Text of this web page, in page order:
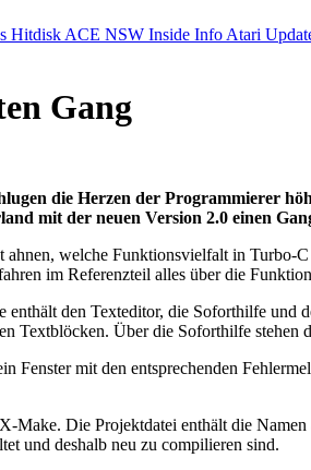
Hitdisk ACE NSW Inside Info Atari
Gang
die Herzen der Programmierer
mit der neuen Version 2.0 einen
welche Funktionsvielfalt in
im Referenzteil alles über die
den Texteditor, die Soforthilfe
Textblöcken. Über die Soforthilfe
Fenster mit den entsprechenden
Make. Die Projektdatei enthält die
und deshalb neu zu compilieren sind.